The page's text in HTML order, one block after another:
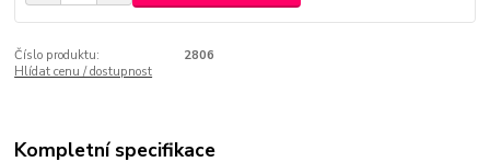
Číslo produktu:
2806
Hlídat cenu / dostupnost
Kompletní specifikace